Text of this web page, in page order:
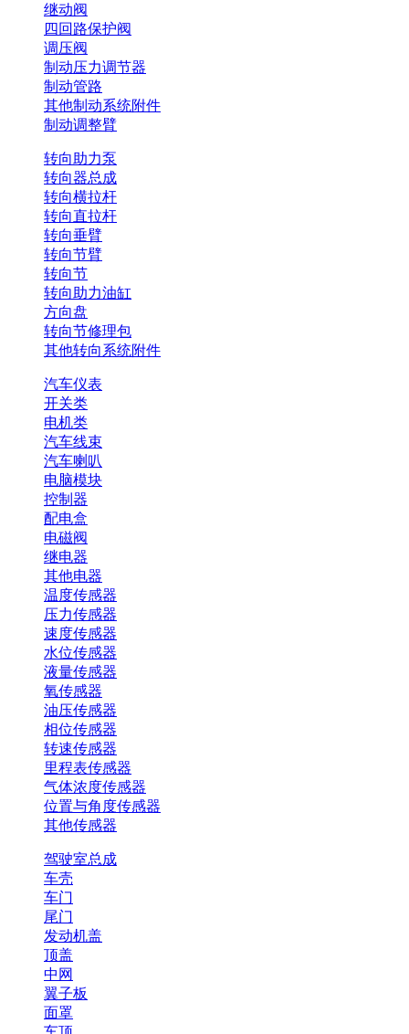
继动阀
四回路保护阀
调压阀
制动压力调节器
制动管路
其他制动系统附件
制动调整臂
转向助力泵
转向器总成
转向横拉杆
转向直拉杆
转向垂臂
转向节臂
转向节
转向助力油缸
方向盘
转向节修理包
其他转向系统附件
汽车仪表
开关类
电机类
汽车线束
汽车喇叭
电脑模块
控制器
配电盒
电磁阀
继电器
其他电器
温度传感器
压力传感器
速度传感器
水位传感器
液量传感器
氧传感器
油压传感器
相位传感器
转速传感器
里程表传感器
气体浓度传感器
位置与角度传感器
其他传感器
驾驶室总成
车壳
车门
尾门
发动机盖
顶盖
中网
翼子板
面罩